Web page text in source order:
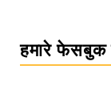
हमारे फेसबुक